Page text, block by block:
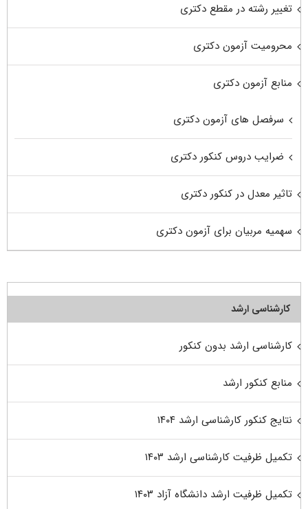
تغییر رشته در مقطع دکتری
محرومیت آزمون دکتری
منابع آزمون دکتری
سرفصل های آزمون دکتری
ضرایب دروس کنکور دکتری
تاثیر معدل در کنکور دکتری
سهمیه مربیان برای آزمون دکتری
کارشناسی ارشد
کارشناسی ارشد بدون کنکور
منابع کنکور ارشد
نتایج کنکور کارشناسی ارشد ۱۴۰۴
تکمیل ظرفیت کارشناسی ارشد ۱۴۰۳
تکمیل ظرفیت ارشد دانشگاه آزاد ۱۴۰۳